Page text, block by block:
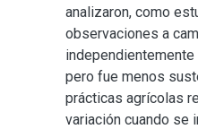
analizaron, como
observaciones a
pero fue menos
prácticas agrícolas
variación cuando se